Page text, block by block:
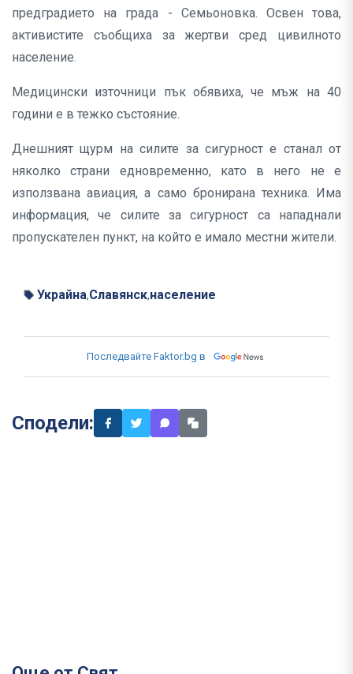
предградието на града - Семьоновка. Освен това,
активистите съобщиха за жертви сред цивилното
население.
Медицински източници пък обявиха, че мъж на 40
години е в тежко състояние.
Днешният щурм на силите за сигурност е станал от
няколко страни едновременно, като в него не е
използвана авиация, а само бронирана техника. Има
информация, че силите за сигурност са нападнали
пропускателен пункт, на който е имало местни жители.
Украйна,Славянск,население
Последвайте Faktor.bg в
Сподели: